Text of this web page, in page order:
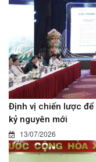
Định vị chiến lược
kỷ nguyên mới
13/07/2026